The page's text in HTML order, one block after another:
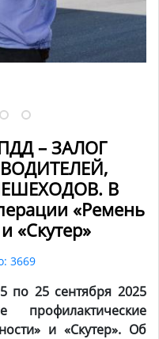
– ЗАЛОГ
В
«Ремень
«Скутер»
3669
по 25 сентября 2025
профилактические
и «Скутер». Об